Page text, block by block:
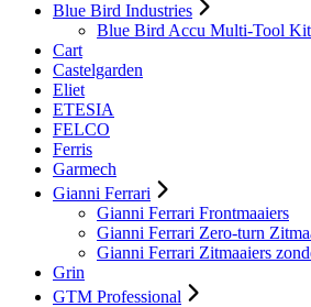
Blue Bird Industries
Blue Bird Accu Multi-Tool
Cart
Castelgarden
Eliet
ETESIA
FELCO
Ferris
Garmech
Gianni Ferrari
Gianni Ferrari Frontmaaiers
Gianni Ferrari Zero-turn
Gianni Ferrari Zitmaaiers
Grin
GTM Professional